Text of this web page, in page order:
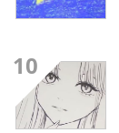
10